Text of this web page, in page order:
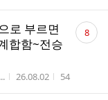
로 부르면
합함~전승
작성시간
26.08.02 조회수
54
댓
글 8